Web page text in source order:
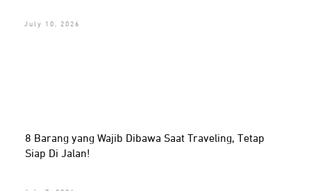
July 10, 2026
8 Barang yang Wajib Dibawa Saat Traveling, Tetap
Siap Di Jalan!